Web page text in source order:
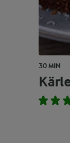
30 MIN